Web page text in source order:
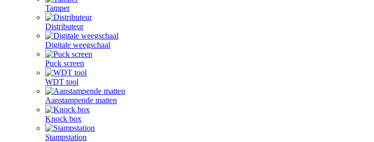
Tamper
Distributeur
Digitale weegschaal
Puck screen
WDT tool
Aanstampende matten
Knock box
Stampstation